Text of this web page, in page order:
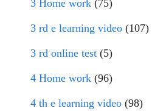
3 Home work (75)
3 rd e learning video (107)
3 rd online test (5)
4 Home work (96)
4 th e learning video (98)